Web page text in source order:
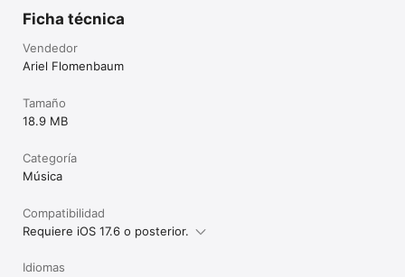
Ficha técnica
Vendedor
Ariel Flomenbaum
Tamaño
18.9 MB
Categoría
Música
Compatibilidad
Requiere iOS 17.6 o posterior.
Idiomas